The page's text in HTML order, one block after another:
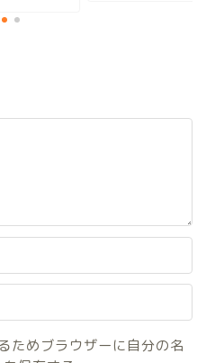
ためブラウザーに自分の名